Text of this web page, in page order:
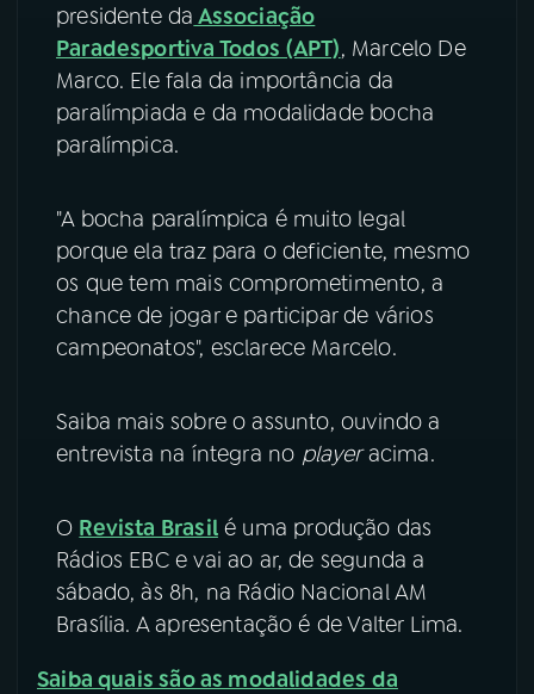
ACOMPANHE A RÁDIO NACIONAL
YouTube Facebook
Instagram
TikTok
presidente da Associação
Paradesportiva Todos (APT), Marcelo De
Marco. Ele fala da importância da
paralímpiada e da modalidade bocha
paralímpica.
"A bocha paralímpica é muito legal
porque ela traz para o deficiente, mesmo
os que tem mais comprometimento, a
chance de jogar e participar de vários
campeonatos", esclarece Marcelo.
Saiba mais sobre o assunto, ouvindo a
entrevista na íntegra no playeracima.
O Revista Brasilé uma produção das
Rádios EBC e vai ao ar, de segunda a
sábado, às 8h, na Rádio Nacional AM
Brasília. A apresentação é de Valter Lima.
Saiba quais são as modalidades da